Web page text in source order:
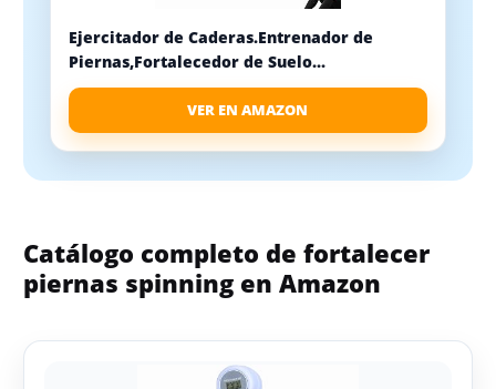
Ejercitador de Caderas.Entrenador de
Piernas,Fortalecedor de Suelo...
VER EN AMAZON
Catálogo completo de fortalecer
piernas spinning en Amazon